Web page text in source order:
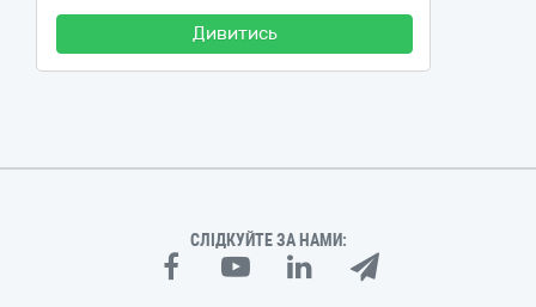
Дивитись
СЛІДКУЙТЕ ЗА НАМИ: